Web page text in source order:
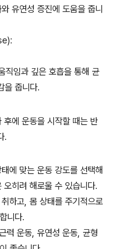
유연성 증진에 도움을 줍니
임과 깊은 호흡을 통해 균
을 줍니다.
후에 운동을 시작할 때는 반
.
에 맞는 운동 강도를 선택해
히려 해로울 수 있습니다.
하고, 몸 상태를 주기적으로
니다.
력 운동, 유연성 운동, 균형